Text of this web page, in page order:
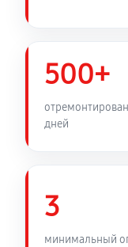
500+
дней
3
минимальный